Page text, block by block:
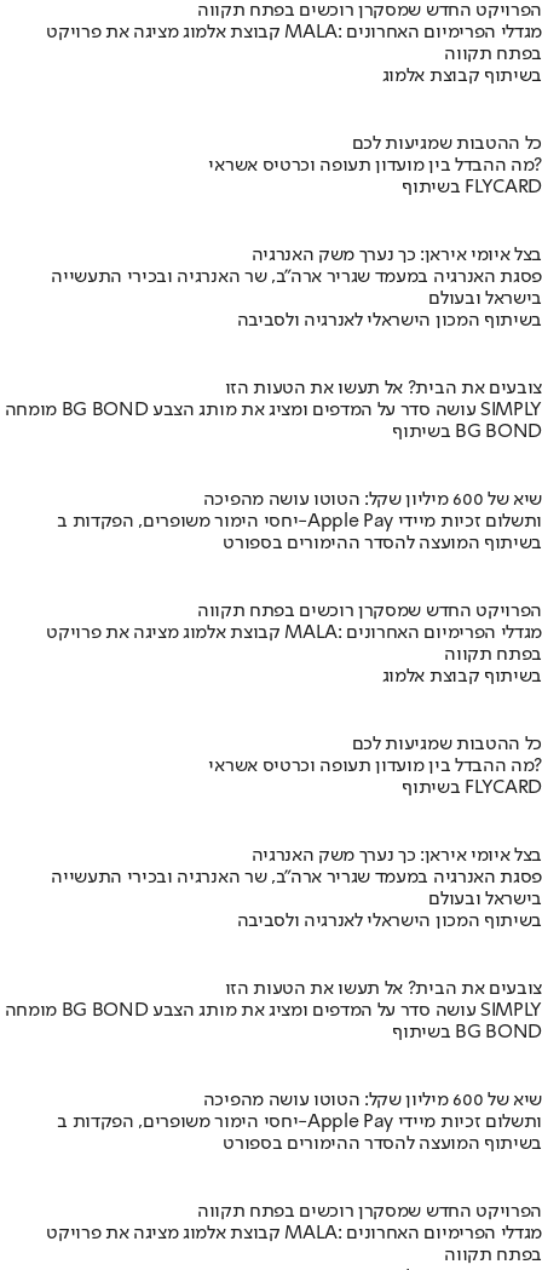
הפרויקט החדש שמסקרן רוכשים בפתח תקווה
קבוצת אלמוג מציגה את פרויקט MALA: מגדלי הפרימיום האחרונים
בפתח תקווה
בשיתוף קבוצת אלמוג
כל ההטבות שמגיעות לכם
מה ההבדל בין מועדון תעופה וכרטיס אשראי?
בשיתוף FLYCARD
בצל איומי איראן: כך נערך משק האנרגיה
פסגת האנרגיה במעמד שגריר ארה"ב, שר האנרגיה ובכירי התעשייה
בישראל ובעולם
בשיתוף המכון הישראלי לאנרגיה ולסביבה
צובעים את הבית? אל תעשו את הטעות הזו
מומחה BG BOND עושה סדר על המדפים ומציג את מותג הצבע SIMPLY
בשיתוף BG BOND
שיא של 600 מיליון שקל: הטוטו עושה מהפיכה
יחסי הימור משופרים, הפקדות ב-Apple Pay ותשלום זכיות מיידי
בשיתוף המועצה להסדר ההימורים בספורט
הפרויקט החדש שמסקרן רוכשים בפתח תקווה
קבוצת אלמוג מציגה את פרויקט MALA: מגדלי הפרימיום האחרונים
בפתח תקווה
בשיתוף קבוצת אלמוג
כל ההטבות שמגיעות לכם
מה ההבדל בין מועדון תעופה וכרטיס אשראי?
בשיתוף FLYCARD
בצל איומי איראן: כך נערך משק האנרגיה
פסגת האנרגיה במעמד שגריר ארה"ב, שר האנרגיה ובכירי התעשייה
בישראל ובעולם
בשיתוף המכון הישראלי לאנרגיה ולסביבה
צובעים את הבית? אל תעשו את הטעות הזו
מומחה BG BOND עושה סדר על המדפים ומציג את מותג הצבע SIMPLY
בשיתוף BG BOND
שיא של 600 מיליון שקל: הטוטו עושה מהפיכה
יחסי הימור משופרים, הפקדות ב-Apple Pay ותשלום זכיות מיידי
בשיתוף המועצה להסדר ההימורים בספורט
הפרויקט החדש שמסקרן רוכשים בפתח תקווה
קבוצת אלמוג מציגה את פרויקט MALA: מגדלי הפרימיום האחרונים
בפתח תקווה